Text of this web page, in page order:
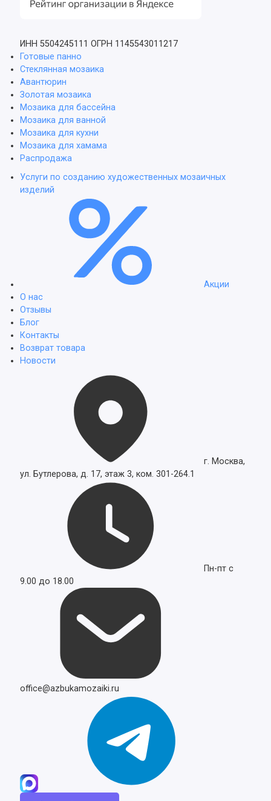
ИНН 5504245111 ОГРН 1145543011217
Готовые панно
Стеклянная мозаика
Авантюрин
Золотая мозаика
Мозаика для бассейна
Мозаика для ванной
Мозаика для кухни
Мозаика для хамама
Распродажа
Услуги по созданию художественных мозаичных
изделий
Акции
О нас
Отзывы
Блог
Контакты
Возврат товара
Новости
г. Москва,
ул. Бутлерова, д. 17, этаж 3, ком. 301-264.1
Пн-пт с
9.00 до 18.00
office@azbukamozaiki.ru